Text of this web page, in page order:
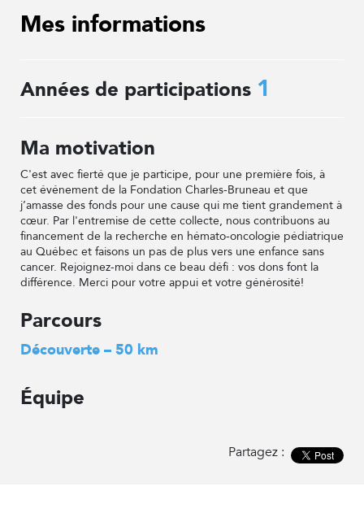
Mes informations
Années de participations 1
Ma motivation
C'est avec fierté que je participe, pour une première fois, à
cet événement de la Fondation Charles-Bruneau et que
j’amasse des fonds pour une cause qui me tient grandement à
cœur. Par l'entremise de cette collecte, nous contribuons au
financement de la recherche en hémato-oncologie pédiatrique
au Québec et faisons un pas de plus vers une enfance sans
cancer. Rejoignez-moi dans ce beau défi : vos dons font la
différence. Merci pour votre appui et votre générosité!
Parcours
Découverte – 50 km
Équipe
Partagez :